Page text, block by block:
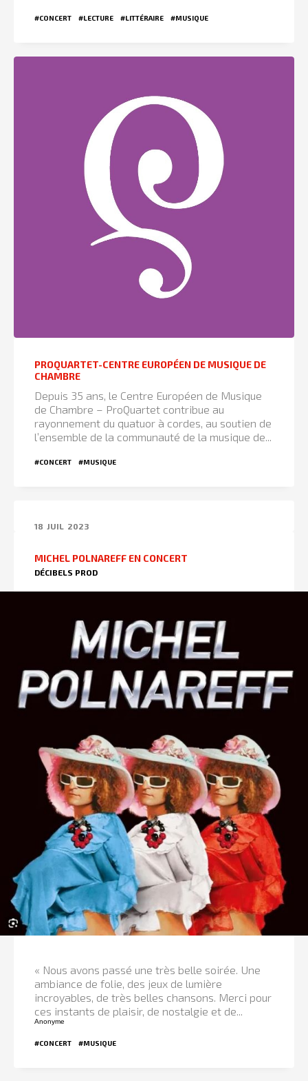
#CONCERT #LECTURE #LITTÉRAIRE #MUSIQUE
PROQUARTET-CENTRE EUROPÉEN DE MUSIQUE DE
CHAMBRE
Depuis 35 ans, le Centre Européen de Musique
de Chambre – ProQuartet contribue au
rayonnement du quatuor à cordes, au soutien de
l’ensemble de la communauté de la musique de...
#CONCERT #MUSIQUE
18 JUIL 2023
MICHEL POLNAREFF EN CONCERT
DÉCIBELS PROD
« Nous avons passé une très belle soirée. Une
ambiance de folie, des jeux de lumière
incroyables, de très belles chansons. Merci pour
ces instants de plaisir, de nostalgie et de...
Anonyme
#CONCERT #MUSIQUE